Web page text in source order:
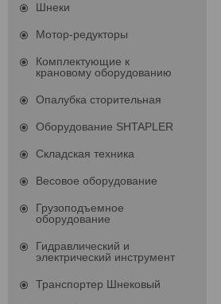
Шнеки
Мотор-редукторы
Комплектующие к
крановому оборудованию
Опалубка сторительная
Оборудование SHTAPLER
Складская техника
Весовое оборудование
Грузоподъемное
оборудование
Гидравлический и
электрический инструмент
Транспортер Шнековый